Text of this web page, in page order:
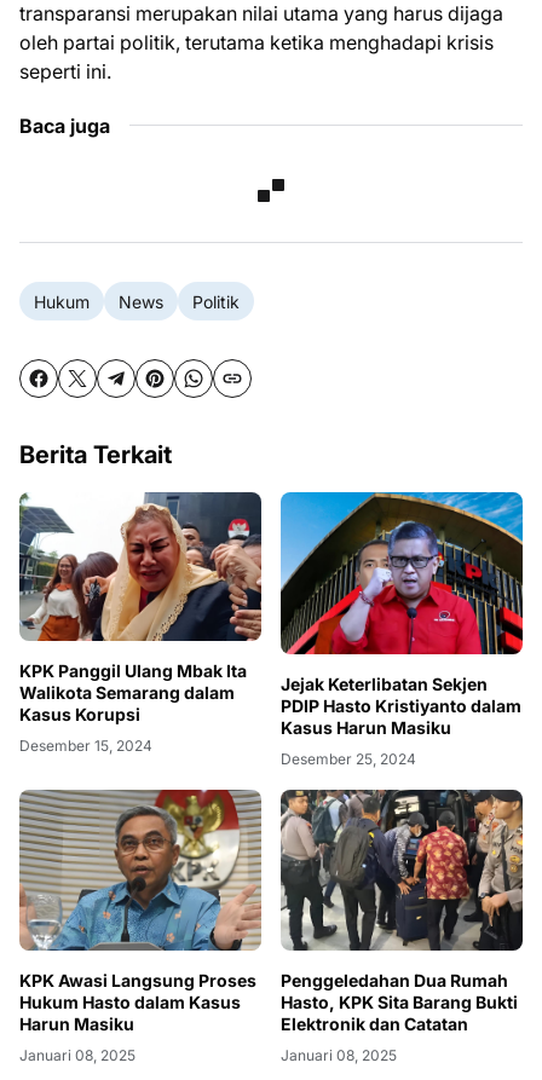
transparansi merupakan nilai utama yang harus dijaga
oleh partai politik, terutama ketika menghadapi krisis
seperti ini.
Baca juga
Hukum News Politik
Berita Terkait
KPK Panggil Ulang Mbak Ita
Walikota Semarang dalam
Kasus Korupsi
Desember 15, 2024
Jejak Keterlibatan Sekjen
PDIP Hasto Kristiyanto dalam
Kasus Harun Masiku
Desember 25, 2024
KPK Awasi Langsung Proses
Hukum Hasto dalam Kasus
Harun Masiku
Januari 08, 2025
Penggeledahan Dua Rumah
Hasto, KPK Sita Barang Bukti
Elektronik dan Catatan
Januari 08, 2025